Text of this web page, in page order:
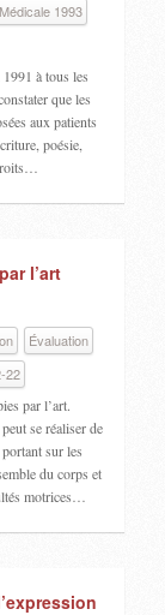
1993
1991 à tous les
que les
aux patients
poésie,
l’art
Évaluation
22
par l’art.
se réaliser de
sur les
du corps et
motrices…